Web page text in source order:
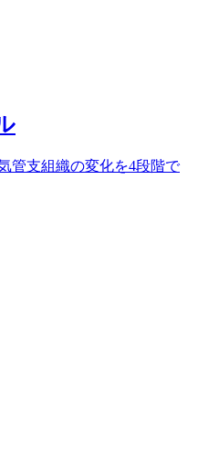
管支組織の変化を4段階で